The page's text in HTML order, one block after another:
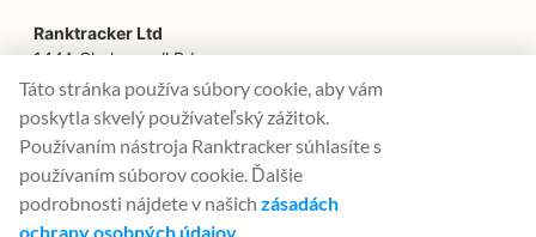
SEO pre potravinárske dvory
SEO pre Food Trucks
SEO pre francúzske cukrárne
SEO pre predajne nábytku
Ranktracker Ltd
144A Clerkenwell Rd
London, EC1R 5DF
Company No: 08820809
felix@ranktracker.com
Táto stránka používa súbory cookie, aby vám
poskytla skvelý používateľský zážitok.
Používaním nástroja Ranktracker súhlasíte s
používaním súborov cookie. Ďalšie
podrobnosti nájdete v našich zásadách
ochrany osobných údajov